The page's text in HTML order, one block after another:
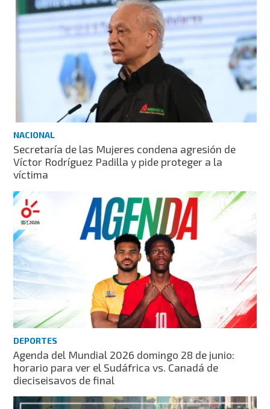
NACIONAL
Secretaría de las Mujeres condena agresión de
Víctor Rodríguez Padilla y pide proteger a la
víctima
DEPORTES
Agenda del Mundial 2026 domingo 28 de junio:
horario para ver el Sudáfrica vs. Canadá de
dieciseisavos de final